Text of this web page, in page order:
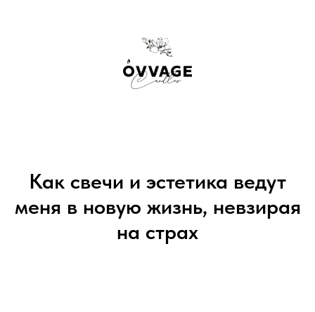
Как свечи и эстетика ведут
меня в новую жизнь, невзирая
на страх